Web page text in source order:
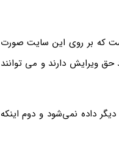
که بر روی این سایت صورت
ویرایش دارند و می توانند
داده نمی‌شود و دوم اینکه